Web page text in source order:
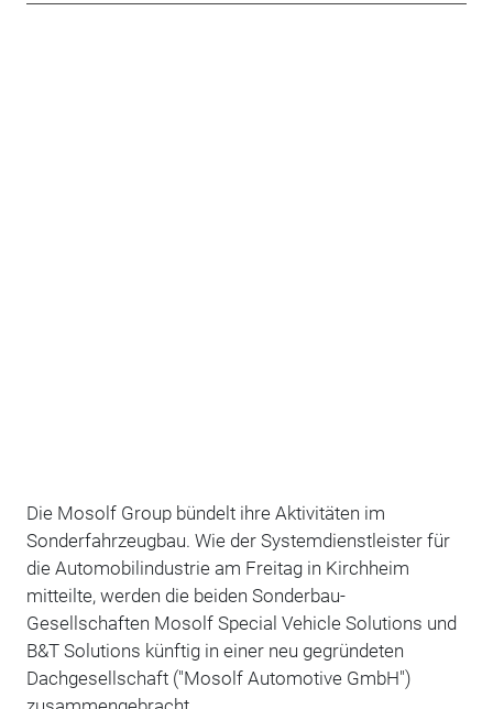
Die Mosolf Group bündelt ihre Aktivitäten im
Sonderfahrzeugbau. Wie der Systemdienstleister für
die Automobilindustrie am Freitag in Kirchheim
mitteilte, werden die beiden Sonderbau-
Gesellschaften Mosolf Special Vehicle Solutions und
B&T Solutions künftig in einer neu gegründeten
Dachgesellschaft ("Mosolf Automotive GmbH")